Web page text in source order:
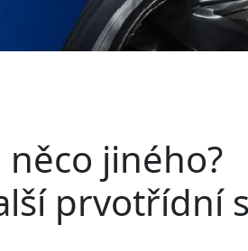
jiného?
prvotřídní